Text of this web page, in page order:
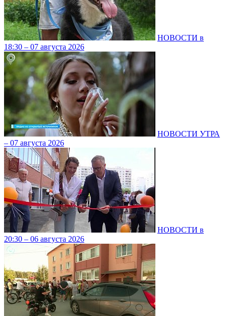
НОВОСТИ в
18:30 – 07 августа 2026
НОВОСТИ УТРА
– 07 августа 2026
НОВОСТИ в
20:30 – 06 августа 2026